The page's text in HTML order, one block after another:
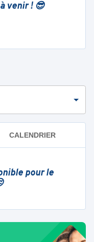
venir ! 😎
CALENDRIER
pour le